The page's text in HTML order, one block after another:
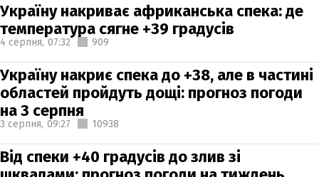
Україну накриває африканська спека: де
температура сягне +39 градусів
4 серпня, 07:32 909
Україну накриє спека до +38, але в частині
областей пройдуть дощі: прогноз погоди
на 3 серпня
3 серпня, 09:27 10938
Від спеки +40 градусів до злив зі